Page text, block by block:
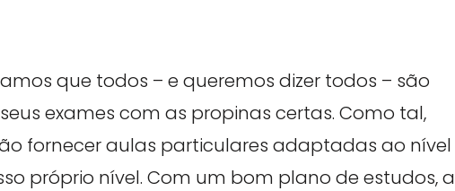
que todos – e queremos dizer todos – são
exames com as propinas certas. Como tal,
fornecer aulas particulares adaptadas ao nível
próprio nível. Com um bom plano de estudos, a